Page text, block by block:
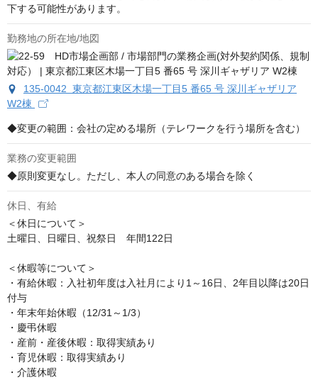
下する可能性があります。
勤務地の所在地/地図
135-0042 東京都江東区木場一丁目5 番65 号 深川ギャザリア
W2棟
◆変更の範囲：会社の定める場所（テレワークを行う場所を含む）
業務の変更範囲
◆原則変更なし。ただし、本人の同意のある場合を除く
休日、有給
＜休日について＞
土曜日、日曜日、祝祭日　年間122日
＜休暇等について＞
・有給休暇：入社初年度は入社月により1～16日、2年目以降は20日
付与
・年末年始休暇（12/31～1/3）
・慶弔休暇
・産前・産後休暇：取得実績あり
・育児休暇：取得実績あり
・介護休暇